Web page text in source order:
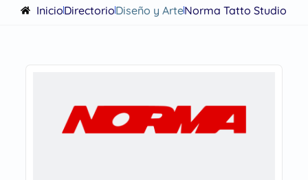
InicioDirectorioDiseño y ArteNorma Tatto Studio